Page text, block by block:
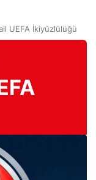
UEFA İkiyüzlülüğü